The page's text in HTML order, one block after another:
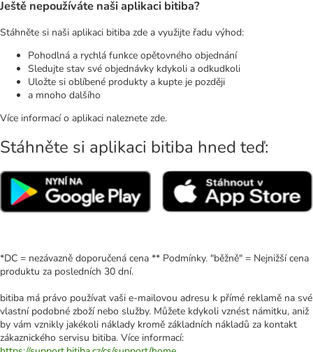
Ještě nepoužíváte naši aplikaci bitiba?
Stáhněte si naši aplikaci bitiba zde a využijte řadu výhod:
Pohodlná a rychlá funkce opětovného objednání
Sledujte stav své objednávky kdykoli a odkudkoli
Uložte si oblíbené produkty a kupte je později
a mnoho dalšího
Více informací o aplikaci naleznete zde.
Stáhněte si aplikaci bitiba hned teď:
*DC = nezávazně doporučená cena ** Podmínky. "běžně" = Nejnižší cena
produktu za posledních 30 dní.
bitiba má právo používat vaši e-mailovou adresu k přímé reklamě na své
vlastní podobné zboží nebo služby. Můžete kdykoli vznést námitku, aniž
by vám vznikly jakékoli náklady kromě základních nákladů za kontakt
zákaznického servisu bitiba. Více informací: